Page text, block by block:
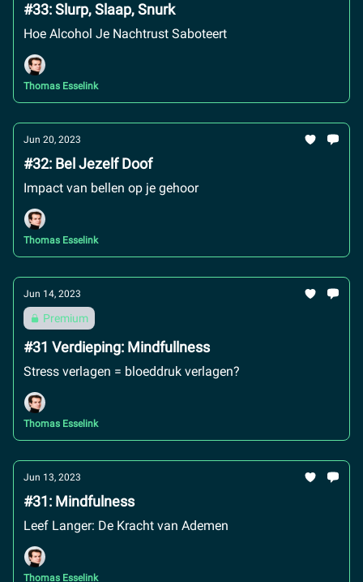
#33: Slurp, Slaap, Snurk
Hoe Alcohol Je Nachtrust Saboteert
Thomas Esselink
Jun 20, 2023
#32: Bel Jezelf Doof
Impact van bellen op je gehoor
Thomas Esselink
Jun 14, 2023
Premium
#31 Verdieping: Mindfullness
Stress verlagen = bloeddruk verlagen?
Thomas Esselink
Jun 13, 2023
#31: Mindfulness
Leef Langer: De Kracht van Ademen
Thomas Esselink